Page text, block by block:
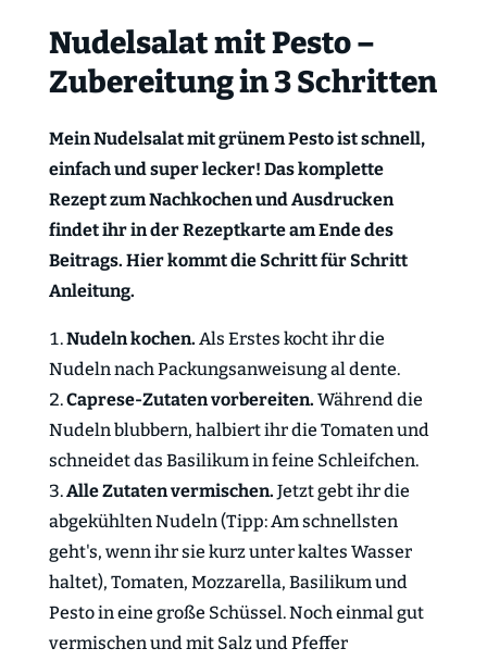
Nudelsalat mit Pesto –
Zubereitung in 3 Schritten
Mein Nudelsalat mit grünem Pesto ist schnell,
einfach und super lecker! Das komplette
Rezept zum Nachkochen und Ausdrucken
findet ihr in der Rezeptkarte am Ende des
Beitrags. Hier kommt die Schritt für Schritt
Anleitung.
Nudeln kochen. Als Erstes kocht ihr die
Nudeln nach Packungsanweisung al dente.
Caprese-Zutaten vorbereiten. Während die
Nudeln blubbern, halbiert ihr die Tomaten und
schneidet das Basilikum in feine Schleifchen.
Alle Zutaten vermischen. Jetzt gebt ihr die
abgekühlten Nudeln (Tipp: Am schnellsten
geht's, wenn ihr sie kurz unter kaltes Wasser
haltet), Tomaten, Mozzarella, Basilikum und
Pesto in eine große Schüssel. Noch einmal gut
vermischen und mit Salz und Pfeffer